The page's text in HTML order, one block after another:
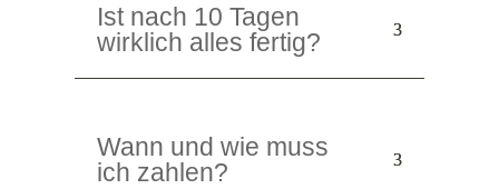
Ist nach 10 Tagen
wirklich alles fertig?
Wann und wie muss
ich zahlen?